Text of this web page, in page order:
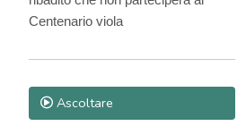
Centenario viola
Ascoltare